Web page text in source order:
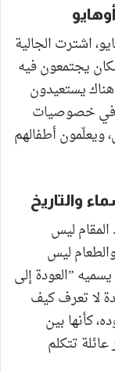
اشترت الجالية
مساحتها 12 دونمًا. مكان يجتمعون فيه
يستعيدون
في خصوصيات
ويعلّمون أطفالهم
والتاريخ
ليس
ليس
”العودة إلى
لا تعرف كيف
كأنها بين
تتكلم